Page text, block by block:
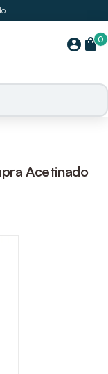
account_circle 0
shopping_bag
Acetinado